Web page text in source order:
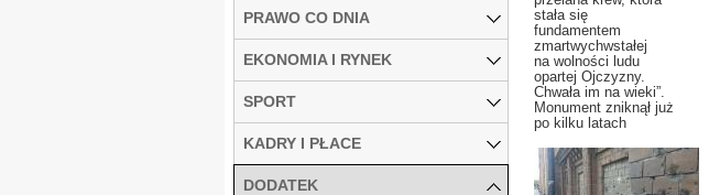
stała się
fundamentem
zmartwychwstałej
na wolności ludu
opartej Ojczyzny.
Chwała im na wieki”.
Monument zniknął już
po kilku latach
PRAWO CO DNIA
EKONOMIA I RYNEK
SPORT
KADRY I PŁACE
DODATEK